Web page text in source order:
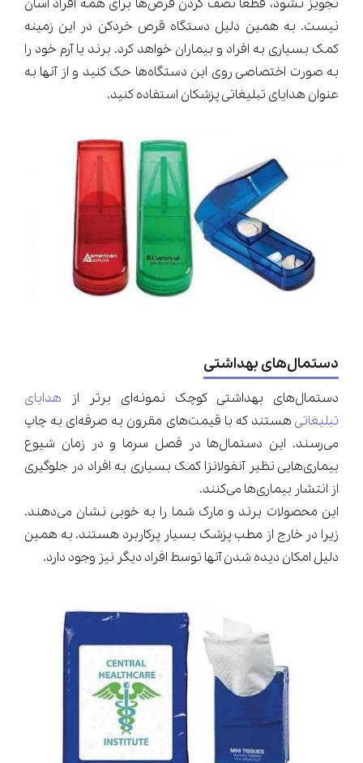
تجویز نشود، قطعاً نصف کردن قرص‌ها برای همه افراد آسان
نیست. به همین دلیل دستگاه قرص خردکن در این زمینه
کمک بسیاری به افراد و بیماران خواهد کرد. برند یا آرم خود را
به صورت اختصاصی روی این دستگاه‌ها حک کنید و از آنها به
عنوان هدایای تبلیغاتی پزشکان استفاده کنید.
دستمال‌های بهداشتی
دستمال‌های بهداشتی کوچک نمونه‌ای برتر از هدایای
تبلیغاتی هستند که با قیمت‌های مقرون به صرفه‌ای به چاپ
می‌رسند. این دستمال‌ها در فصل سرما و در زمان شیوع
بیماری‌هایی نظیر آنفولانزا کمک بسیاری به افراد در جلوگیری
از انتشار بیماری‌ها می‌کنند.
این محصولات برند و مارک شما را به خوبی نشان می‌دهند.
زیرا در خارج از مطب پزشک بسیار پرکاربرد هستند. به همین
دلیل امکان دیده شدن آنها توسط افراد دیگر نیز وجود دارد.